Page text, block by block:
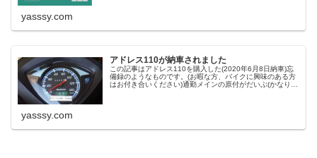
yasssy.com
アドレス110が納車されました
この記事はアドレス110を購入した(2020年6月8日納車)忘
備録のようなものです。(お暇な方、バイクに興味のある方
はお付き合いください)通勤メインの原付がだいぶ(かなり)
yasssy.com